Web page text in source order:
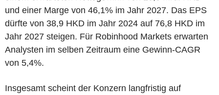
und einer Marge von 46,1% im Jahr 2027. Das EPS
dürfte von 38,9 HKD im Jahr 2024 auf 76,8 HKD im
Jahr 2027 steigen. Für Robinhood Markets erwarten
Analysten im selben Zeitraum eine Gewinn-CAGR
von 5,4%.
Insgesamt scheint der Konzern langfristig auf